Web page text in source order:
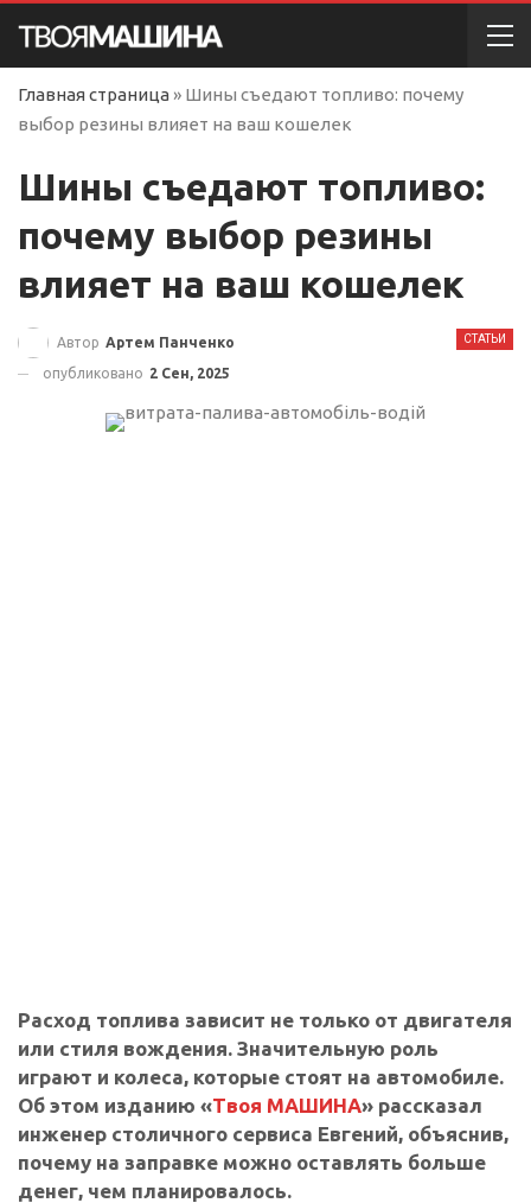
Главная страница » Шины съедают топливо: почему
выбор резины влияет на ваш кошелек
Шины съедают топливо:
почему выбор резины
влияет на ваш кошелек
СТАТЬИ
Автор Артем Панченко
опубликовано 2 Сен, 2025
Расход топлива зависит не только от двигателя
или стиля вождения. Значительную роль
играют и колеса, которые стоят на автомобиле.
Об этом изданию «Твоя МАШИНА» рассказал
инженер столичного сервиса Евгений, объяснив,
почему на заправке можно оставлять больше
денег, чем планировалось.